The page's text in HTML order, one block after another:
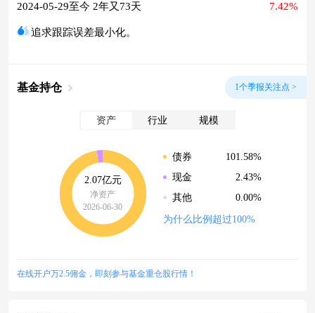
2024-05-29至今 2年又73天 7.42%
追求跟踪误差最小化。
基金持仓 1个季报关注点 >
资产 行业 规模
2.07亿元
净资产
2026-06-30
债券
101.58%
现金
2.43%
其他
0.00%
为什么比例超过100%
在线开户万2.5佣金，即刻参与基金重仓股行情！